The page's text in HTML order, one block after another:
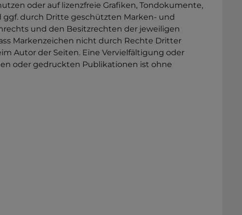
oder auf lizenzfreie Grafiken, Tondokumente,
durch Dritte geschützten Marken- und
und den Besitzrechten der jeweiligen
Markenzeichen nicht durch Rechte Dritter
Autor der Seiten. Eine Vervielfältigung oder
oder gedruckten Publikationen ist ohne